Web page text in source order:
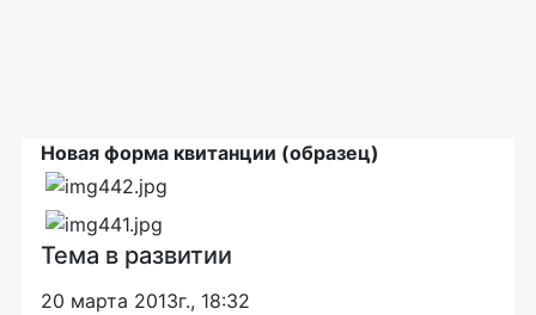
Новая форма квитанции (образец)
Тема в развитии
20 марта 2013г., 18:32